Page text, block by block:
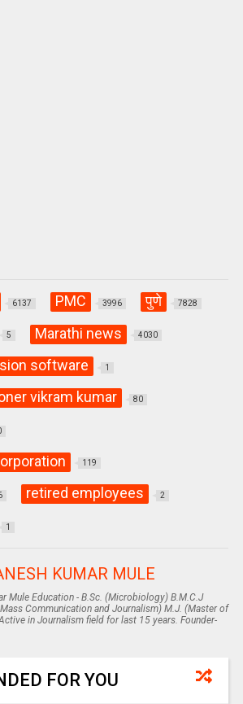
6137 PMC 3996 पुणे 7828
5 Marathi news 4030
software 1
vikram kumar 80
119
retired employees 2
1
KUMAR MULE
Mule Education - B.Sc. (Microbiology) B.M.C.J
Communication and Journalism) M.J. (Master of
in Journalism field for last 15 years. Founder-
FOR YOU